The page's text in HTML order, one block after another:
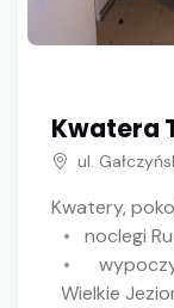
Kwatera
ul.
Kwatery,
noclegi
Wielkie